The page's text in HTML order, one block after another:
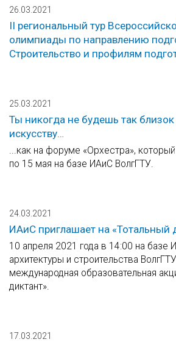
26.03.2021
II региональный тур
олимпиады по направлению
Строительство и профилям
25.03.2021
Ты никогда не будешь так близок
искусству…
...как на форуме «Орхестра»,
по 15 мая на базе ИАиС ВолгГТУ.
24.03.2021
ИАиС приглашает на «Тотальный
10 апреля 2021 года в 14:00 на базе
архитектуры и строительства
международная образовательная
диктант».
17.03.2021